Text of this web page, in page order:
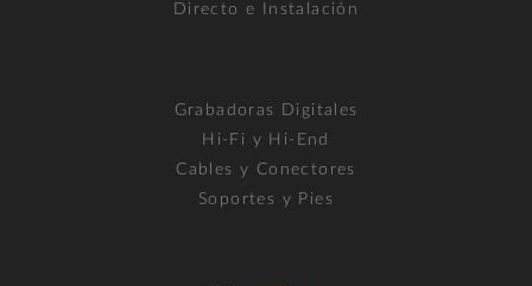
Directo e Instalación
Grabadoras Digitales
Hi-Fi y Hi-End
Cables y Conectores
Soportes y Pies